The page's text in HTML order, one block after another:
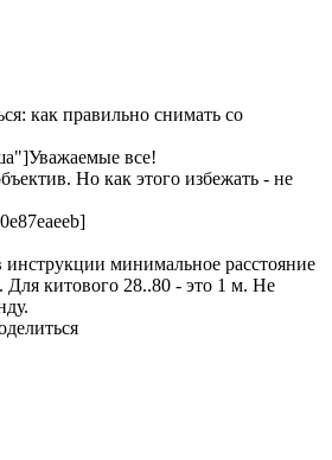
как правильно снимать со
все!
Но как этого избежать - не
инструкции минимальное расстояние
Для китового 28..80 - это 1 м. Не